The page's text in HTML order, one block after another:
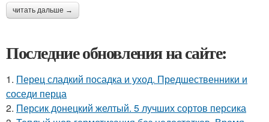
читать дальше →
Последние обновления на сайте:
1. Перец сладкий посадка и уход. Предшественники и
соседи перца
2. Персик донецкий желтый. 5 лучших сортов персика